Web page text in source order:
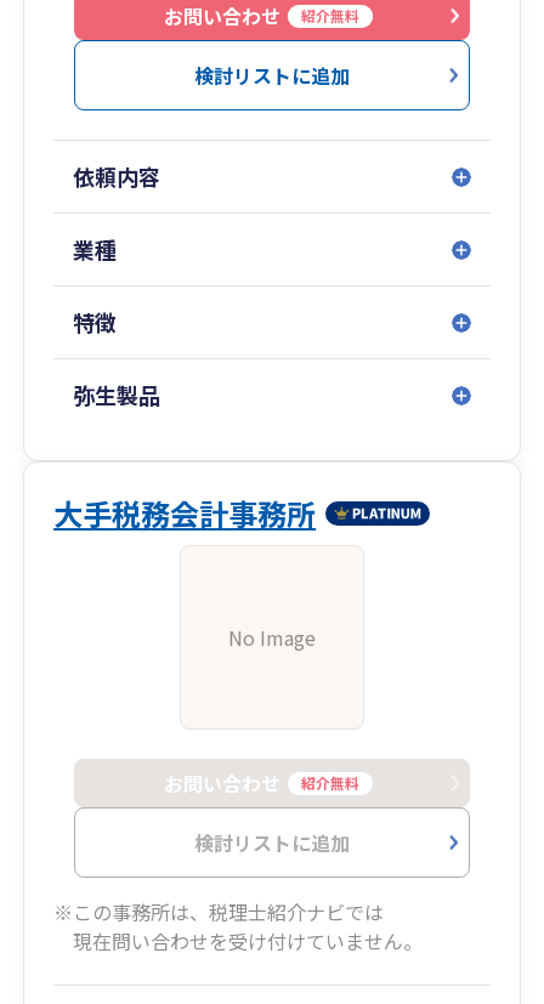
お問い合わせ
紹介無料
検討リストに追加
依頼内容
業種
特徴
弥生製品
大手税務会計事務所
No Image
お問い合わせ 紹介無料
検討リストに追加
※この事務所は、税理士紹介ナビでは
現在問い合わせを受け付けていません。